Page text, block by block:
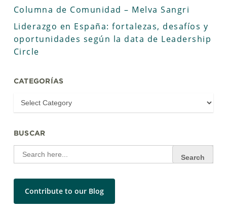
Columna de Comunidad – Melva Sangri
Liderazgo en España: fortalezas, desafíos y
oportunidades según la data de Leadership
Circle
CATEGORÍAS
BUSCAR
Search
for:
Contribute to our Blog